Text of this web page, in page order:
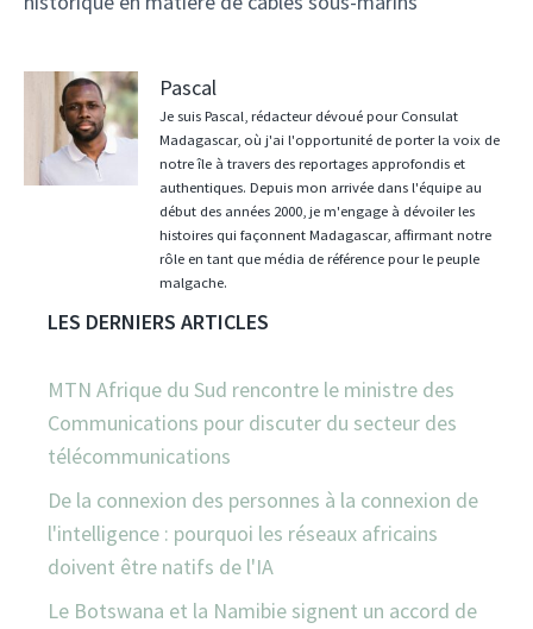
Pascal
Je suis Pascal, rédacteur dévoué pour Consulat
Madagascar, où j'ai l'opportunité de porter la voix de
notre île à travers des reportages approfondis et
authentiques. Depuis mon arrivée dans l'équipe au
début des années 2000, je m'engage à dévoiler les
histoires qui façonnent Madagascar, affirmant notre
rôle en tant que média de référence pour le peuple
malgache.
LES DERNIERS ARTICLES
MTN Afrique du Sud rencontre le ministre des
Communications pour discuter du secteur des
télécommunications
De la connexion des personnes à la connexion de
l'intelligence : pourquoi les réseaux africains
doivent être natifs de l'IA
Le Botswana et la Namibie signent un accord de